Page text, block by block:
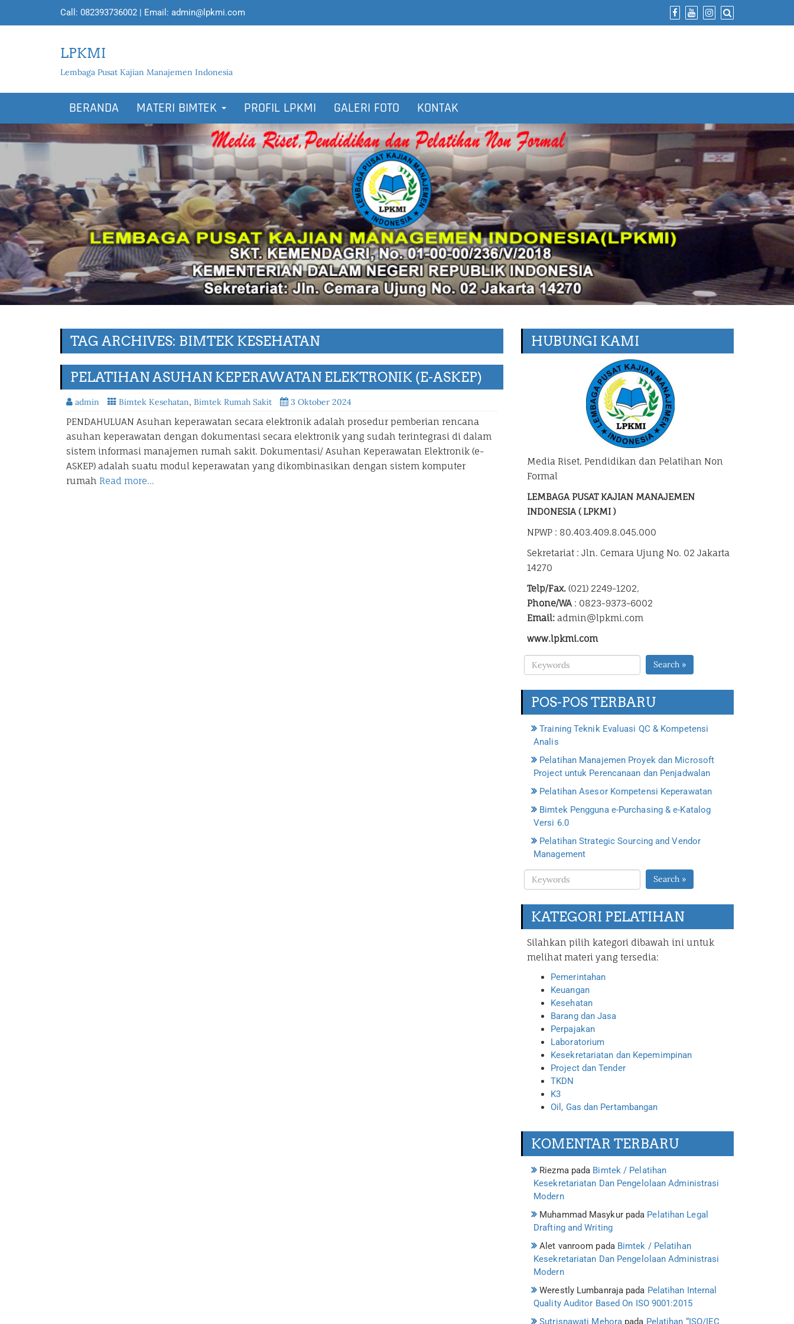
Call: 082393736002 | Email: admin@lpkmi.com
LPKMI
Lembaga Pusat Kajian Manajemen Indonesia
BERANDA MATERI BIMTEK PROFIL LPKMI GALERI FOTO KONTAK
TAG ARCHIVES: BIMTEK KESEHATAN
PELATIHAN ASUHAN KEPERAWATAN ELEKTRONIK (E-ASKEP)
admin Bimtek Kesehatan, Bimtek Rumah Sakit 3 Oktober 2024
PENDAHULUAN Asuhan keperawatan secara elektronik adalah prosedur pemberian rencana
asuhan keperawatan dengan dokumentasi secara elektronik yang sudah terintegrasi di dalam
sistem informasi manajemen rumah sakit. Dokumentasi/ Asuhan Keperawatan Elektronik (e-
ASKEP) adalah suatu modul keperawatan yang dikombinasikan dengan sistem komputer
rumah Read more…
HUBUNGI KAMI
Media Riset, Pendidikan dan Pelatihan Non
Formal
LEMBAGA PUSAT KAJIAN MANAJEMEN
INDONESIA ( LPKMI )
NPWP : 80.403.409.8.045.000
Sekretariat : Jln. Cemara Ujung No. 02 Jakarta
14270
Telp/Fax. (021) 2249-1202,
Phone/WA : 0823-9373-6002
Email: admin@lpkmi.com
www.lpkmi.com
Search »
POS-POS TERBARU
Training Teknik Evaluasi QC & Kompetensi
Analis
Pelatihan Manajemen Proyek dan Microsoft
Project untuk Perencanaan dan Penjadwalan
Pelatihan Asesor Kompetensi Keperawatan
Bimtek Pengguna e-Purchasing & e-Katalog
Versi 6.0
Pelatihan Strategic Sourcing and Vendor
Management
Search »
KATEGORI PELATIHAN
Silahkan pilih kategori dibawah ini untuk
melihat materi yang tersedia:
Pemerintahan
Keuangan
Kesehatan
Barang dan Jasa
Perpajakan
Laboratorium
Kesekretariatan dan Kepemimpinan
Project dan Tender
TKDN
K3
Oil, Gas dan Pertambangan
KOMENTAR TERBARU
Riezma pada Bimtek / Pelatihan
Kesekretariatan Dan Pengelolaan Administrasi
Modern
Muhammad Masykurpada Pelatihan Legal
Drafting and Writing
Alet vanroom pada Bimtek / Pelatihan
Kesekretariatan Dan Pengelolaan Administrasi
Modern
Werestly Lumbanraja pada Pelatihan Internal
Quality Auditor Based On ISO 9001:2015
Sutrisnawati Mehora pada Pelatihan “ISO/IEC